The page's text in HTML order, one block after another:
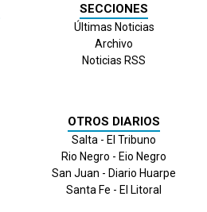
SECCIONES
Últimas Noticias
Archivo
Noticias RSS
OTROS DIARIOS
Salta - El Tribuno
Rio Negro - Eio Negro
San Juan - Diario Huarpe
Santa Fe - El Litoral